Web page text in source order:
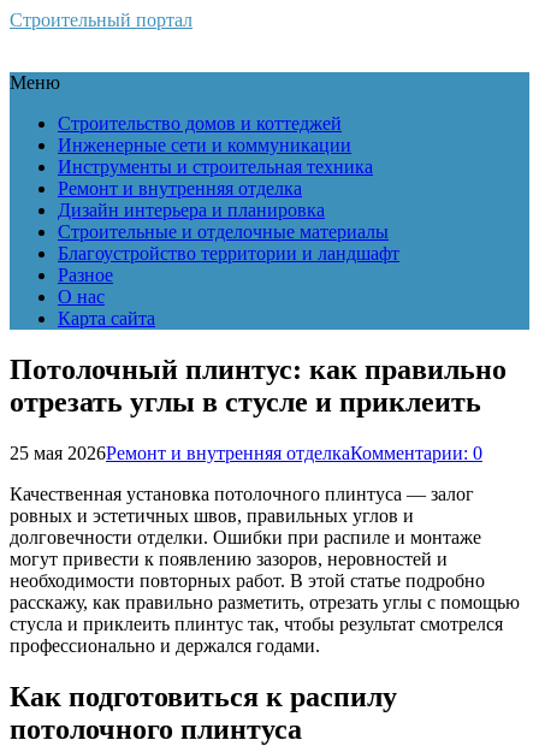
Строительный портал
Меню
Строительство домов и коттеджей
Инженерные сети и коммуникации
Инструменты и строительная техника
Ремонт и внутренняя отделка
Дизайн интерьера и планировка
Строительные и отделочные материалы
Благоустройство территории и ландшафт
Разное
О нас
Карта сайта
Потолочный плинтус: как правильно
отрезать углы в стусле и приклеить
25 мая 2026Ремонт и внутренняя отделкаКомментарии: 0
Качественная установка потолочного плинтуса — залог
ровных и эстетичных швов, правильных углов и
долговечности отделки. Ошибки при распиле и монтаже
могут привести к появлению зазоров, неровностей и
необходимости повторных работ. В этой статье подробно
расскажу, как правильно разметить, отрезать углы с помощью
стусла и приклеить плинтус так, чтобы результат смотрелся
профессионально и держался годами.
Как подготовиться к распилу
потолочного плинтуса